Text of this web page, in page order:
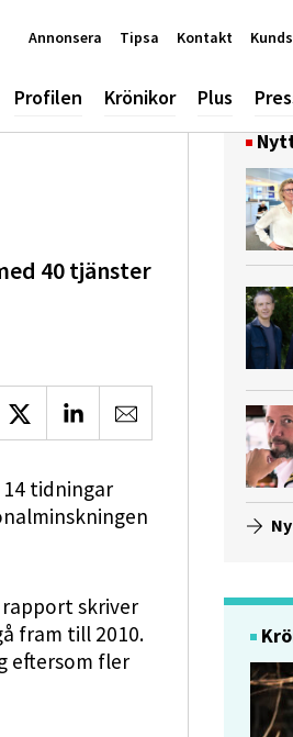
Profilen Krönikor Plus
Annonsera Tipsa Kontakt
40 tjänster
på Facebook
Dela på XDela på LinkedIn
Dela via e-post
tidningar
skriver
fram till 2010.
eftersom fler